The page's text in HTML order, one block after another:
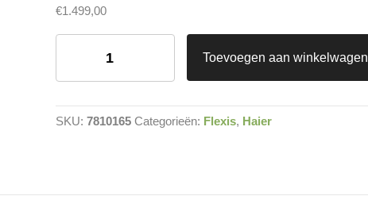
€1.499,00
Haier
binnen
5,0
(incl.
Toevoegen aan winkelwagen
SKU:7810165 Categorieën: Flexis, Haier